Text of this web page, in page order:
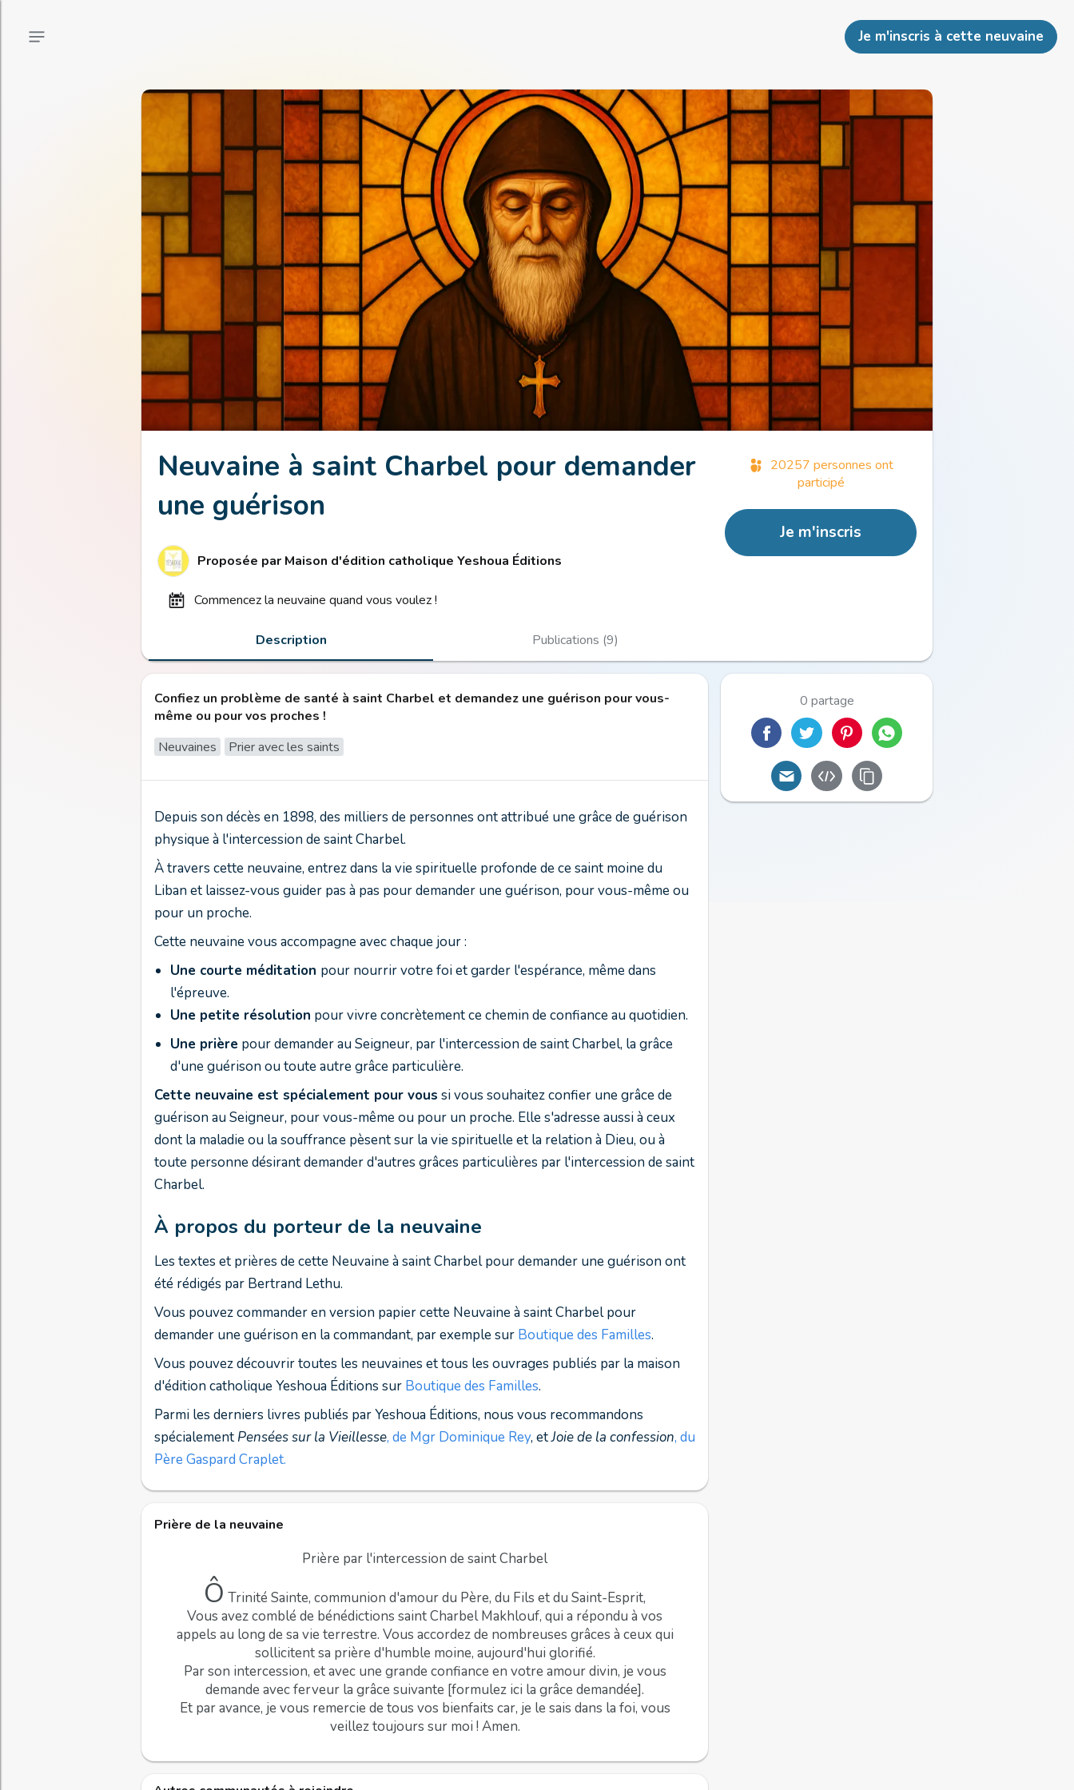
Je m'inscris à cette neuvaine
Neuvaine à saint Charbel pour demander
une guérison
Proposée par Maison d'édition catholique Yeshoua Éditions
commencez la neuvaine quand vous voulez !
Description Publications (9)
20257 personnes ont
participé
Je m'inscris
Confiez un problème de santé à saint Charbel et demandez une guérison pour vous-
même ou pour vos proches !
Neuvaines
Prier avec les saints
Depuis son décès en 1898, des milliers de personnes ont attribué une grâce de guérison
physique à l'intercession de saint Charbel.
À travers cette neuvaine, entrez dans la vie spirituelle profonde de ce saint moine du
Liban et laissez-vous guider pas à pas pour demander une guérison, pour vous-même ou
pour un proche.
Cette neuvaine vous accompagne avec chaque jour :
Une courte méditation pour nourrir votre foi et garder l'espérance, même dans
l'épreuve.
Une petite résolution pour vivre concrètement ce chemin de confiance au quotidien.
Une prière pour demander au Seigneur, par l'intercession de saint Charbel, la grâce
d'une guérison ou toute autre grâce particulière.
Cette neuvaine est spécialement pour vous si vous souhaitez confier une grâce de
guérison au Seigneur, pour vous-même ou pour un proche. Elle s'adresse aussi à ceux
dont la maladie ou la souffrance pèsent sur la vie spirituelle et la relation à Dieu, ou à
toute personne désirant demander d'autres grâces particulières par l'intercession de saint
Charbel.
À propos du porteur de la neuvaine
Les textes et prières de cette Neuvaine à saint Charbel pour demander une guérison ont
été rédigés par Bertrand Lethu.
Vous pouvez commander en version papier cette Neuvaine à saint Charbel pour
demander une guérison en la commandant, par exemple sur Boutique des Familles.
Vous pouvez découvrir toutes les neuvaines et tous les ouvrages publiés par la maison
d'édition catholique Yeshoua Éditions sur Boutique des Familles.
Parmi les derniers livres publiés par Yeshoua Éditions, nous vous recommandons
spécialement Pensées sur la Vieillesse, de Mgr Dominique Rey, etJoie de la confession, du
Père Gaspard Craplet.
Prière de la neuvaine
Prière par l'intercession de saint Charbel
Ô Trinité Sainte, communion d'amour du Père, du Fils et du Saint-Esprit,
Vous avez comblé de bénédictions saint Charbel Makhlouf, qui a répondu à vos
appels au long de sa vie terrestre. Vous accordez de nombreuses grâces à ceux qui
sollicitent sa prière d'humble moine, aujourd'hui glorifié.
Par son intercession, et avec une grande confiance en votre amour divin, je vous
demande avec ferveur la grâce suivante [formulez ici la grâce demandée].
Et par avance, je vous remercie de tous vos bienfaits car, je le sais dans la foi, vous
veillez toujours sur moi ! Amen.
0 partage